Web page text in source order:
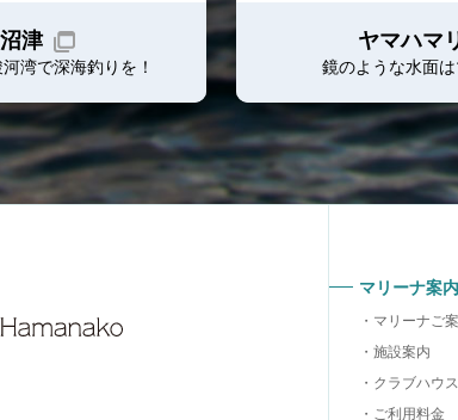
津
湾で深海釣りを！
ヤマハマ
鏡のような水面
マリーナ案内
マリーナご
施設案内
クラブハウス
ご利用料金